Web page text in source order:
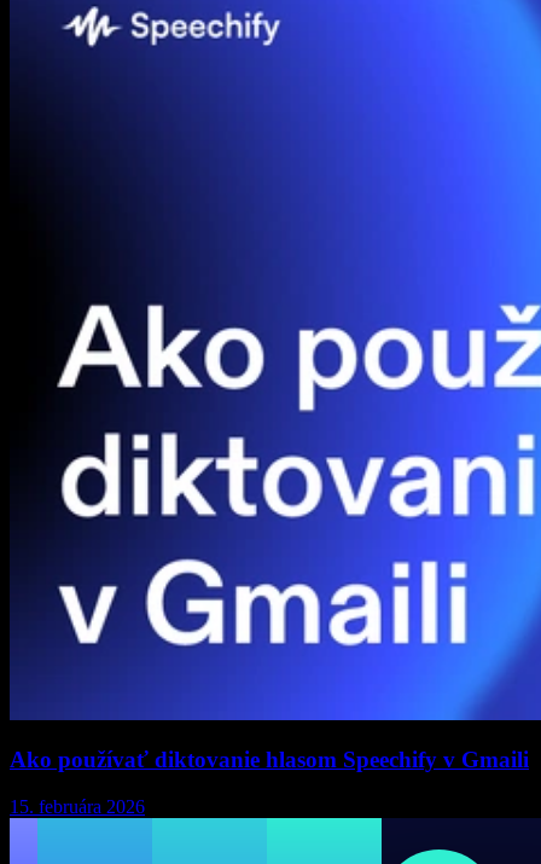
Ako používať diktovanie hlasom Speechify v Gmaili
15. februára 2026